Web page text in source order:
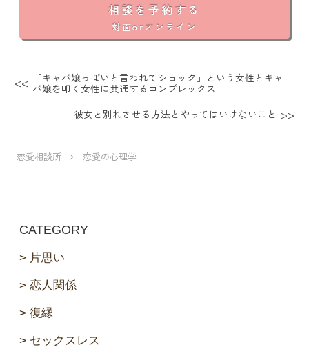
相談を予約する
対面orオンライン
「キャバ嬢っぽいと言われてショック」という女性とキャ
バ嬢を叩く女性に共通するコンプレックス
彼女と別れさせる方法とやってはいけないこと
恋愛相談所 恋愛の心理学
CATEGORY
片思い
恋人関係
復縁
セックスレス